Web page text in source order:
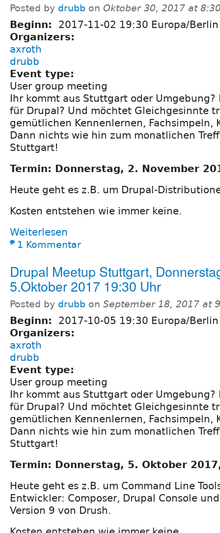
Posted by drubb on Oktober 30, 2017 at
Beginn:
2017-11-02 19:30 Europa/Berlin
Organizers:
axroth
drubb
Event type:
User group meeting
Ihr kommt aus Stuttgart oder Umgebung?
für Drupal? Und möchtet Gleichgesinnte
gemütlichen Kennenlernen, Fachsimpeln,
Dann nichts wie hin zum monatlichen
Stuttgart!
Termin: Donnerstag, 2. November
Heute geht es z.B. um Drupal-
Kosten entstehen wie immer keine.
Weiterlesen
1 Kommentar
Drupal Meetup Stuttgart,
5.Oktober 2017 19:30 Uhr
Posted by drubb on September 18, 2017 at
Beginn:
2017-10-05 19:30 Europa/Berlin
Organizers:
axroth
drubb
Event type:
User group meeting
Ihr kommt aus Stuttgart oder Umgebung?
für Drupal? Und möchtet Gleichgesinnte
gemütlichen Kennenlernen, Fachsimpeln,
Dann nichts wie hin zum monatlichen
Stuttgart!
Termin: Donnerstag, 5. Oktober
Heute geht es z.B. um Command Line
Entwickler: Composer, Drupal Console
Version 9 von Drush.